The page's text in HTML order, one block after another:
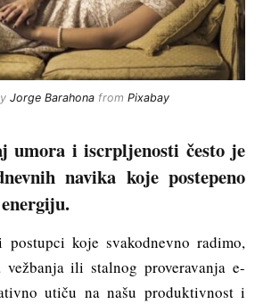
Jorge Barahona from Pixabay
umora i iscrpljenosti često je
navika koje postepeno
koje svakodnevno radimo,
vežbanja ili stalnog proveravanja e-
utiču na našu produktivnost i